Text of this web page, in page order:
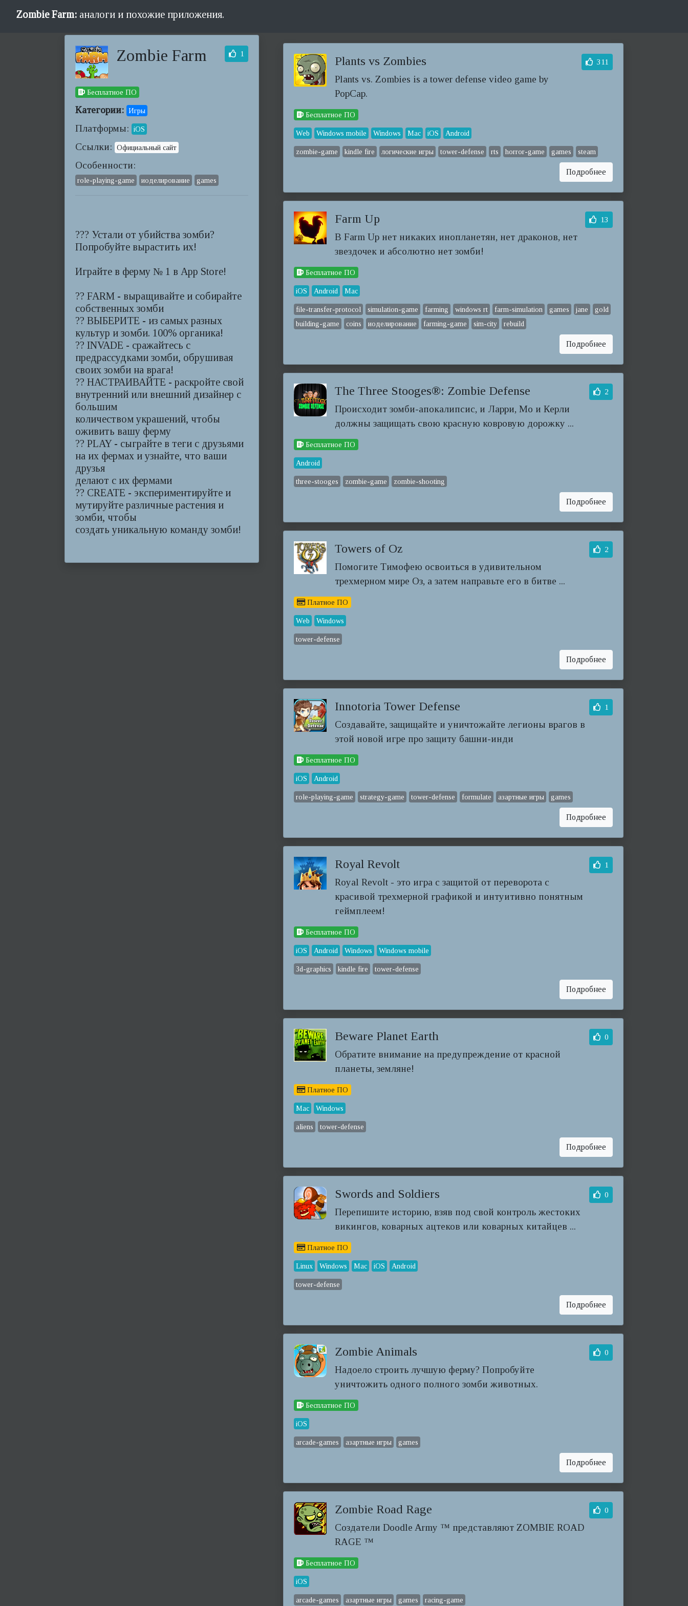
Zombie Farm: аналоги и похожие приложения.
Zombie Farm 1
Бесплатное ПО
Категории: Игры
Платформы: iOS
Ссылки: Официальный сайт
Особенности:
role-playing-game иоделирование games
??? Устали от убийства зомби?
Попробуйте вырастить их!
Играйте в ферму № 1 в App Store!
?? FARM - выращивайте и собирайте
собственных зомби
?? ВЫБЕРИТЕ - из самых разных
культур и зомби. 100% органика!
?? INVADE - сражайтесь с
предрассудками зомби, обрушивая
своих зомби на врага!
?? НАСТРАИВАЙТЕ - раскройте свой
внутренний или внешний дизайнер с
большим
количеством украшений, чтобы
оживить вашу ферму
?? PLAY - сыграйте в теги с друзьями
на их фермах и узнайте, что ваши
друзья
делают с их фермами
?? CREATE - экспериментируйте и
мутируйте различные растения и
зомби, чтобы
создать уникальную команду зомби!
Plants vs Zombies
Plants vs. Zombies is a tower defense video game by
PopCap.
311
Бесплатное ПО
Web Windows mobile Windows Mac iOS Android
zombie-game kindle fire логические игры tower-defense rts horror-game games steam
Подробнее
Farm Up
В Farm Up нет никаких инопланетян, нет драконов, нет
звездочек и абсолютно нет зомби!
13
Бесплатное ПО
iOS Android Mac
file-transfer-protocol simulation-game farming windows rt farm-simulation games jane
gold
building-game
coins иоделирование farming-game sim-city rebuild
Подробнее
The Three Stooges®: Zombie Defense
Происходит зомби-апокалипсис, и Ларри, Мо и Керли
должны защищать свою красную ковровую дорожку ...
2
Бесплатное ПО
Android
three-stooges zombie-game zombie-shooting
Подробнее
Towers of Oz
Помогите Тимофею освоиться в удивительном
трехмерном мире Оз, а затем направьте его в битве ...
2
Платное ПО
Web Windows
tower-defense
Подробнее
Innotoria Tower Defense
Создавайте, защищайте и уничтожайте легионы врагов в
этой новой игре про защиту башни-инди
1
Бесплатное ПО
iOS Android
role-playing-game strategy-game tower-defense formulate азартные игры games
Подробнее
Royal Revolt
Royal Revolt - это игра с защитой от переворота с
красивой трехмерной графикой и интуитивно понятным
геймплеем!
1
Бесплатное ПО
iOS Android Windows Windows mobile
3d-graphics kindle fire tower-defense
Подробнее
Beware Planet Earth
Обратите внимание на предупреждение от красной
планеты, земляне!
0
Платное ПО
Mac Windows
aliens tower-defense
Подробнее
Swords and Soldiers
Перепишите историю, взяв под свой контроль жестоких
викингов, коварных ацтеков или коварных китайцев ...
0
Платное ПО
Linux Windows Mac iOS Android
tower-defense
Подробнее
Zombie Animals
Надоело строить лучшую ферму? Попробуйте
уничтожить одного полного зомби животных.
0
Бесплатное ПО
iOS
arcade-games азартные игры games
Подробнее
Zombie Road Rage
Создатели Doodle Army ™ представляют ZOMBIE ROAD
RAGE ™
0
Бесплатное ПО
iOS
arcade-games азартные игры games racing-game